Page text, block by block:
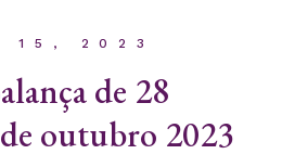
15, 2023
de 28
outubro 2023